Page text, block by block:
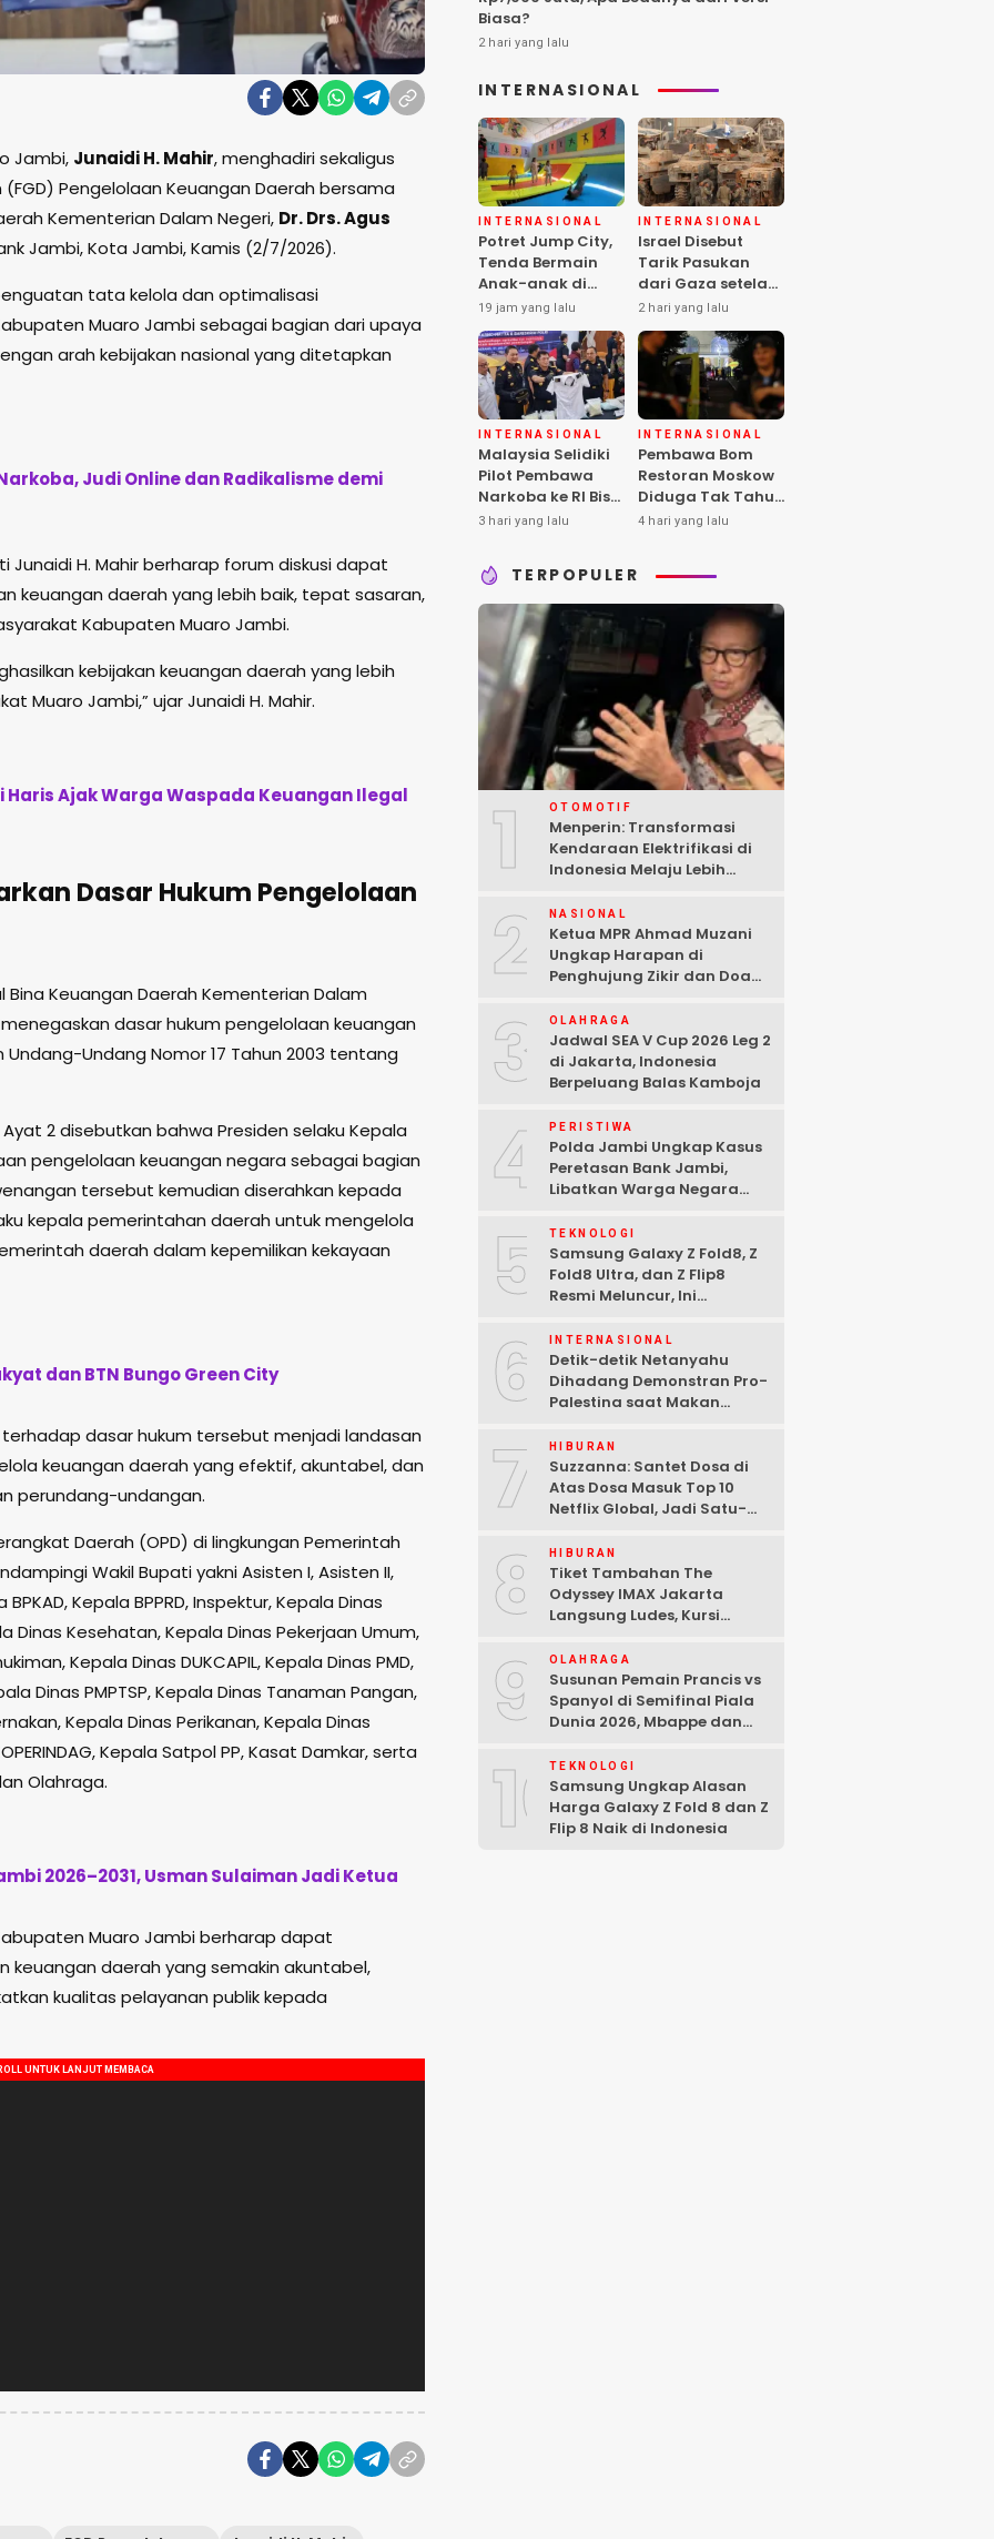
Jambi, Junaidi H. Mahir, menghadiri sekaligus
Pengelolaan Keuangan Daerah bersama
Kementerian Dalam Negeri, Dr. Drs. Agus
Jambi, Kota Jambi, Kamis (2/7/2026).
tata kelola dan optimalisasi
Muaro Jambi sebagai bagian dari upaya
arah kebijakan nasional yang ditetapkan
Judi Online dan Radikalisme demi
Junaidi H. Mahir berharap forum diskusi dapat
keuangan daerah yang lebih baik, tepat sasaran,
Kabupaten Muaro Jambi.
kebijakan keuangan daerah yang lebih
Muaro Jambi,” ujar Junaidi H. Mahir.
Haris Ajak Warga Waspada Keuangan Ilegal
Dasar Hukum Pengelolaan
Keuangan Daerah Kementerian Dalam
dasar hukum pengelolaan keuangan
Undang Nomor 17 Tahun 2003 tentang
2 disebutkan bahwa Presiden selaku Kepala
pengelolaan keuangan negara sebagai bagian
tersebut kemudian diserahkan kepada
kepala pemerintahan daerah untuk mengelola
daerah dalam kepemilikan kekayaan
dan BTN Bungo Green City
dasar hukum tersebut menjadi landasan
keuangan daerah yang efektif, akuntabel, dan
perundang-undangan.
Daerah (OPD) di lingkungan Pemerintah
Wakil Bupati yakni Asisten I, Asisten II,
BPKAD, Kepala BPPRD, Inspektur, Kepala Dinas
Dinas Kesehatan, Kepala Dinas Pekerjaan Umum,
Kepala Dinas DUKCAPIL, Kepala Dinas PMD,
Dinas PMPTSP, Kepala Dinas Tanaman Pangan,
Kepala Dinas Perikanan, Kepala Dinas
Kepala Satpol PP, Kasat Damkar, serta
Olahraga.
2026–2031, Usman Sulaiman Jadi Ketua
Muaro Jambi berharap dapat
keuangan daerah yang semakin akuntabel,
kualitas pelayanan publik kepada
Biasa?
2 hari yang lalu
INTERNASIONAL
INTERNASIONAL
Potret Jump City,
Tenda Bermain
Anak-anak di
Tengah Perang
Gaza
19 jam yang lalu
INTERNASIONAL
Israel Disebut
Tarik Pasukan
dari Gaza setelah
Hamas Selesai
Serahkan Senjata
2 hari yang lalu
INTERNASIONAL
Malaysia Selidiki
Pilot Pembawa
Narkoba ke RI Bisa
Lolos Pemeriksaan
3 hari yang lalu
INTERNASIONAL
Pembawa Bom
Restoran Moskow
Diduga Tak Tahu
Isi Paket, 2 Orang
4 hari yang lalu
TERPOPULER
1 OTOMOTIF
Menperin: Transformasi
Kendaraan Elektrifikasi di
Indonesia Melaju Lebih
2 NASIONAL
Ketua MPR Ahmad Muzani
Ungkap Harapan di
Penghujung Zikir dan Doa
3 OLAHRAGA
Jadwal SEA V Cup 2026 Leg 2
di Jakarta, Indonesia
Berpeluang Balas Kamboja
4 PERISTIWA
Polda Jambi Ungkap Kasus
Peretasan Bank Jambi,
Libatkan Warga Negara
Tersangka Ditangkap
5 TEKNOLOGI
Samsung Galaxy Z Fold8, Z
Fold8 Ultra, dan Z Flip8
Resmi Meluncur, Ini
6 INTERNASIONAL
Detik-detik Netanyahu
Dihadang Demonstran Pro-
Palestina saat Makan
7 HIBURAN
Suzzanna: Santet Dosa di
Atas Dosa Masuk Top 10
Netflix Global, Jadi Satu-
8 HIBURAN
Tiket Tambahan The
Odyssey IMAX Jakarta
Langsung Ludes, Kursi
9 OLAHRAGA
Susunan Pemain Prancis vs
Spanyol di Semifinal Piala
Dunia 2026, Mbappe dan
10TEKNOLOGI
Samsung Ungkap Alasan
Harga Galaxy Z Fold 8 dan Z
Flip 8 Naik di Indonesia